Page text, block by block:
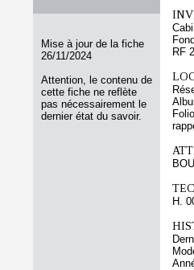
Mise à jour de la fiche
26/11/2024
Attention, le contenu de
cette fiche ne reflète
pas nécessairement le
dernier état du savoir.
RF
H.